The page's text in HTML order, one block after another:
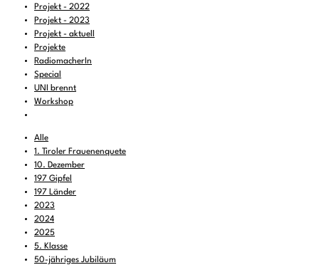
Projekt - 2022
Projekt - 2023
Projekt - aktuell
Projekte
RadiomacherIn
Special
UNI brennt
Workshop
Alle
1. Tiroler Frauenenquete
10. Dezember
197 Gipfel
197 Länder
2023
2024
2025
5. Klasse
50-jähriges Jubiläum